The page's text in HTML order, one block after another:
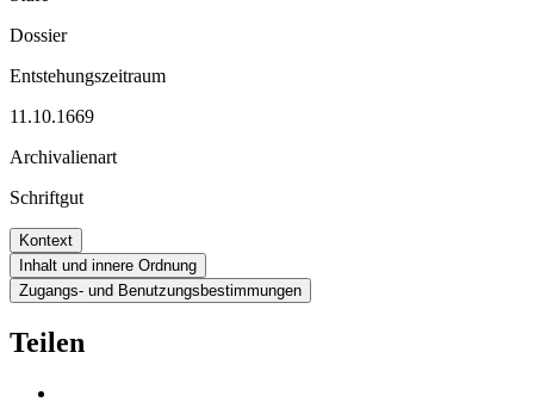
Dossier
Entstehungszeitraum
11.10.1669
Archivalienart
Schriftgut
Kontext
Inhalt und innere Ordnung
Zugangs- und Benutzungsbestimmungen
Teilen